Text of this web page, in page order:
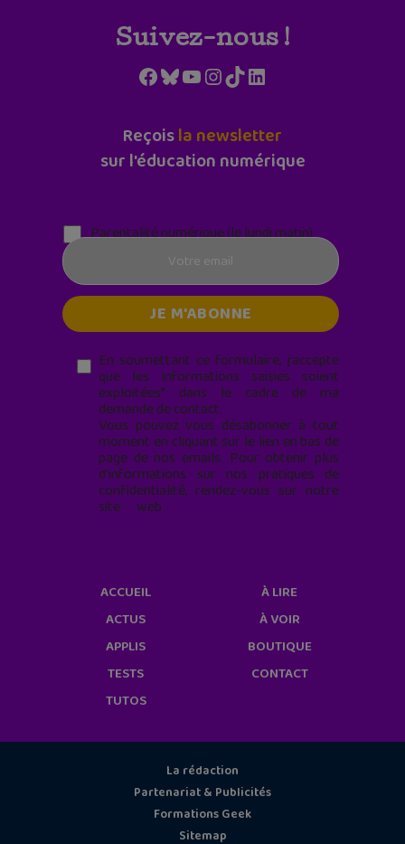
Suivez-nous !
Facebook
Bluesky
YouTube
Instagram
TikTokLinkedIn
Reçoisla newsletter
sur l'éducation numérique
Parentalité numérique (le lundi matin)
En soumettant ce formulaire, j’accepte
que les informations saisies soient
exploitées* dans le cadre de ma
demande de contact.
Vous pouvez vous désabonner à tout
moment en cliquant sur le lien en bas de
page de nos emails. Pour obtenir plus
d'informations sur nos pratiques de
confidentialité, rendez-vous sur notre
site web
ACCUEIL
ACTUS
APPLIS
TESTS
TUTOS
À LIRE
À VOIR
BOUTIQUE
CONTACT
La rédaction
Partenariat & Publicités
Formations Geek
Sitemap